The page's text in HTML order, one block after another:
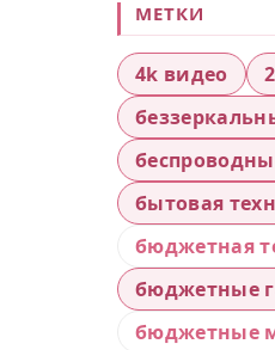
МЕТКИ
4k видео
бытовая
бюджетная
бюджетные
бюджетные